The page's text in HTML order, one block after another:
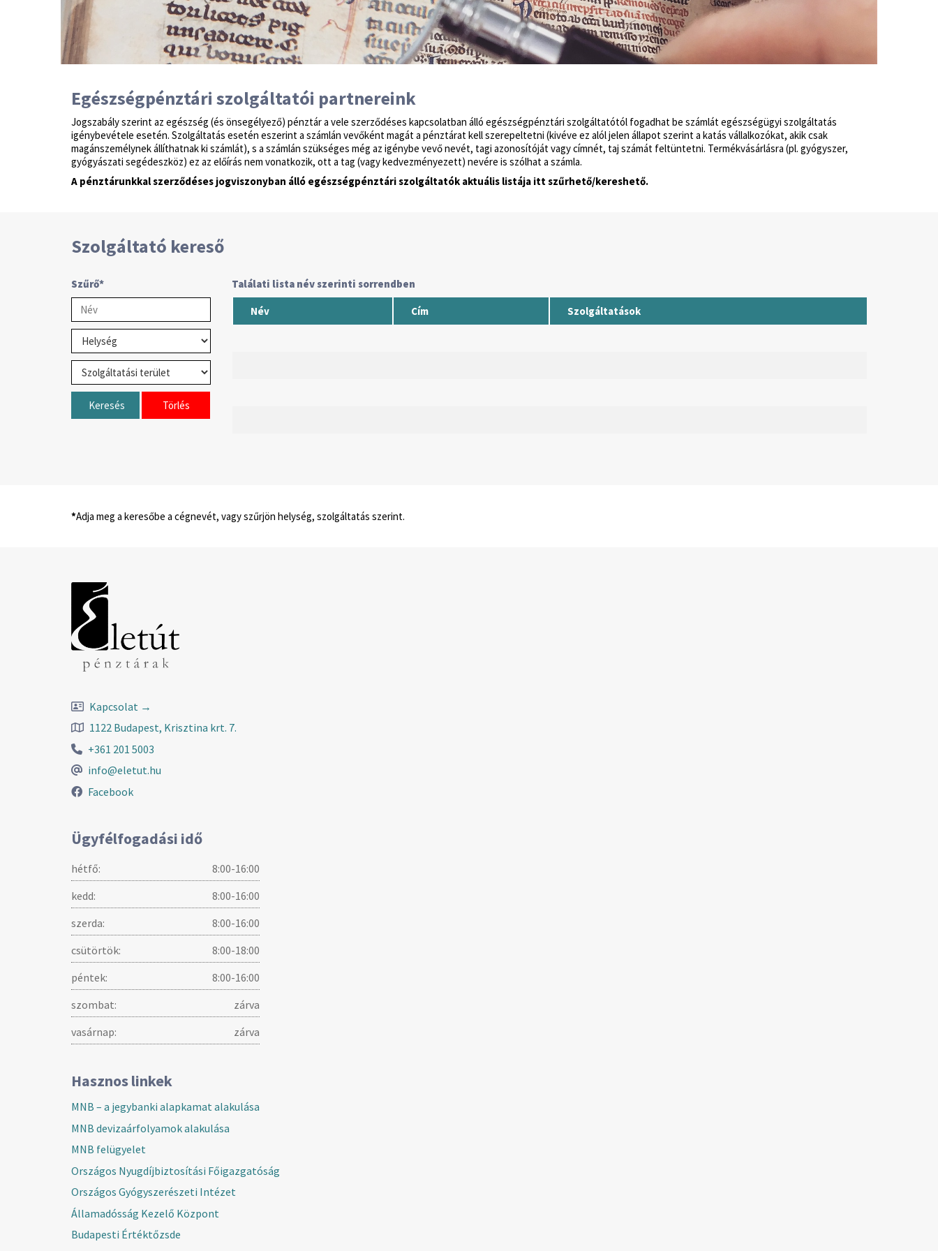
Egészségpénztári szolgáltatói partnereink
Jogszabály szerint az egészség (és önsegélyező) pénztár a vele szerződéses kapcsolatban álló egészségpénztári szolgáltatótól fogadhat be számlát egészségügyi szolgáltatás
igénybevétele esetén. Szolgáltatás esetén eszerint a számlán vevőként magát a pénztárat kell szerepeltetni (kivéve ez alól jelen állapot szerint a katás vállalkozókat, akik csak
magánszemélynek állíthatnak ki számlát), s a számlán szükséges még az igénybe vevő nevét, tagi azonosítóját vagy címnét, taj számát feltüntetni. Termékvásárlásra (pl. gyógyszer,
gyógyászati segédeszköz) ez az előírás nem vonatkozik, ott a tag (vagy kedvezményezett) nevére is szólhat a számla.
A pénztárunkkal szerződéses jogviszonyban álló egészségpénztári szolgáltatók aktuális listája itt szűrhető/kereshető.
Szolgáltató kereső
Keresés Törlés
Név Cím Szolgáltatások
*Adja meg a keresőbe a cégnevét, vagy szűrjön helység, szolgáltatás szerint.
Kapcsolat →
1122 Budapest, Krisztina krt. 7.
+361 201 5003
info@eletut.hu
Facebook
Ügyfélfogadási idő
hétfő:
8:00-16:00
kedd:
8:00-16:00
szerda:
8:00-16:00
csütörtök:
8:00-18:00
péntek:
8:00-16:00
szombat:
zárva
vasárnap:
zárva
Hasznos linkek
MNB – a jegybanki alapkamat alakulása
MNB devizaárfolyamok alakulása
MNB felügyelet
Országos Nyugdíjbiztosítási Főigazgatóság
Országos Gyógyszerészeti Intézet
Államadósság Kezelő Központ
Budapesti Értéktőzsde